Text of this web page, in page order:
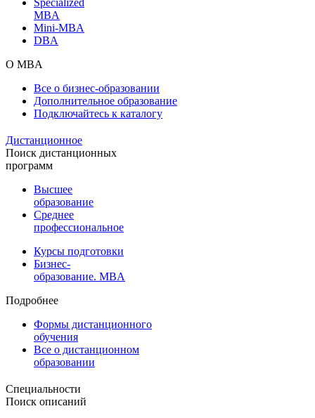
MBA
Mini-MBA
DBA
О MBA
Все о бизнес-образовании
Дополнительное образование
Подключайтесь к каталогу
Дистанционное
Поиск дистанционных
программ
Высшее
образование
Среднее
профессиональное
Курсы подготовки
Бизнес-
образование. MBA
Подробнее
Формы дистанционного
обучения
Все о дистанционном
образовании
Специальности
Поиск описаний